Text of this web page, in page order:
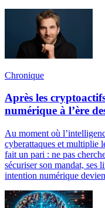
Chronique
Après les
numérique à l’ère
Au moment où
cyberattaques et multiplie
fait un pari : ne pas
sécuriser son mandat, ses
intention numérique